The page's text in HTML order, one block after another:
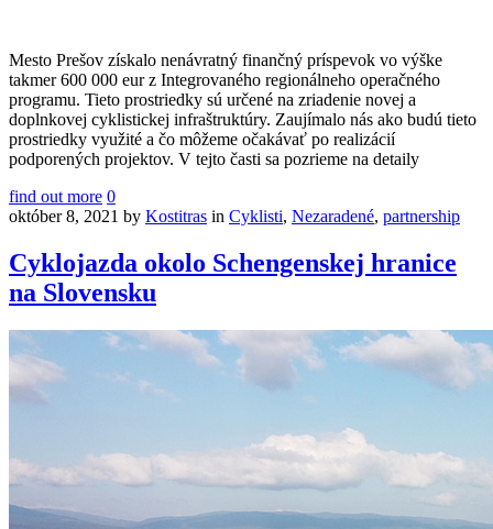
Mesto Prešov získalo nenávratný finančný príspevok vo výške
takmer 600 000 eur z Integrovaného regionálneho operačného
programu. Tieto prostriedky sú určené na zriadenie novej a
doplnkovej cyklistickej infraštruktúry. Zaujímalo nás ako budú tieto
prostriedky využité a čo môžeme očakávať po realizácií
podporených projektov. V tejto časti sa pozrieme na detaily
find out more 0
október 8, 2021 by Kostitras in Cyklisti, Nezaradené, partnership
Cyklojazda okolo Schengenskej hranice
na Slovensku